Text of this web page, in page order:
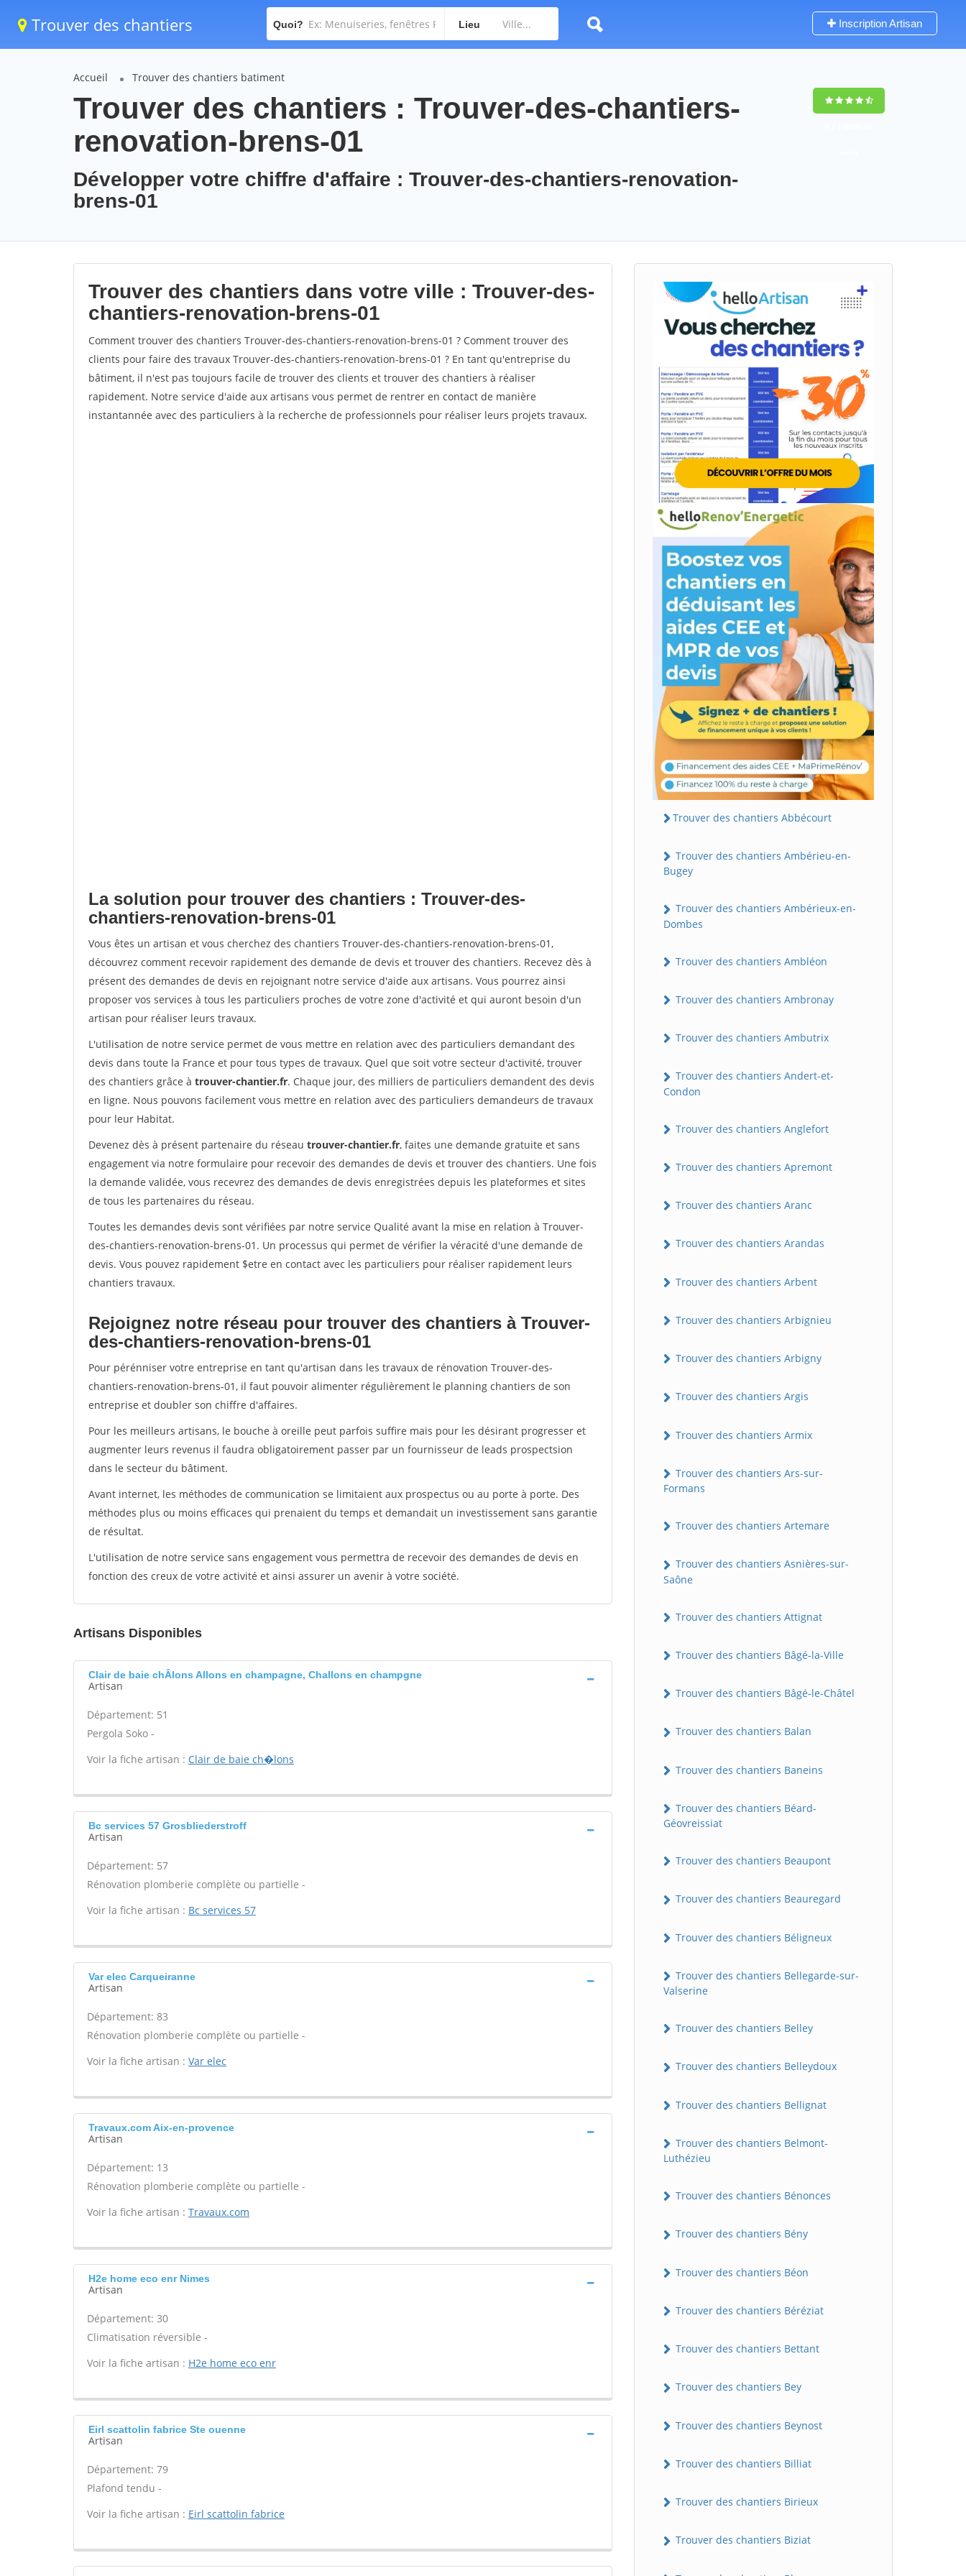
Trouver des chantiers Quoi? Lieu Inscription Artisan
Accueil Trouver des chantiers batiment
Trouver des chantiers : Trouver-des-chantiers-
renovation-brens-01
Développer votre chiffre d'affaire : Trouver-des-chantiers-renovation-
brens-01
Trouver des chantiers dans votre ville : Trouver-des-
chantiers-renovation-brens-01
Comment trouver des chantiers Trouver-des-chantiers-renovation-brens-01 ? Comment trouver des
clients pour faire des travaux Trouver-des-chantiers-renovation-brens-01 ? En tant qu'entreprise du
bâtiment, il n'est pas toujours facile de trouver des clients et trouver des chantiers à réaliser
rapidement. Notre service d'aide aux artisans vous permet de rentrer en contact de manière
instantannée avec des particuliers à la recherche de professionnels pour réaliser leurs projets travaux.
La solution pour trouver des chantiers : Trouver-des-
chantiers-renovation-brens-01
Vous êtes un artisan et vous cherchez des chantiers Trouver-des-chantiers-renovation-brens-01,
découvrez comment recevoir rapidement des demande de devis et trouver des chantiers. Recevez dès à
présent des demandes de devis en rejoignant notre service d'aide aux artisans. Vous pourrez ainsi
proposer vos services à tous les particuliers proches de votre zone d'activité et qui auront besoin d'un
artisan pour réaliser leurs travaux.
L'utilisation de notre service permet de vous mettre en relation avec des particuliers demandant des
devis dans toute la France et pour tous types de travaux. Quel que soit votre secteur d'activité, trouver
des chantiers grâce à trouver-chantier.fr. Chaque jour, des milliers de particuliers demandent des devis
en ligne. Nous pouvons facilement vous mettre en relation avec des particuliers demandeurs de travaux
pour leur Habitat.
Devenez dès à présent partenaire du réseau trouver-chantier.fr, faites une demande gratuite et sans
engagement via notre formulaire pour recevoir des demandes de devis et trouver des chantiers. Une fois
la demande validée, vous recevrez des demandes de devis enregistrées depuis les plateformes et sites
de tous les partenaires du réseau.
Toutes les demandes devis sont vérifiées par notre service Qualité avant la mise en relation à Trouver-
des-chantiers-renovation-brens-01. Un processus qui permet de vérifier la véracité d'une demande de
devis. Vous pouvez rapidement $etre en contact avec les particuliers pour réaliser rapidement leurs
chantiers travaux.
Rejoignez notre réseau pour trouver des chantiers à Trouver-
des-chantiers-renovation-brens-01
Pour pérénniser votre entreprise en tant qu'artisan dans les travaux de rénovation Trouver-des-
chantiers-renovation-brens-01, il faut pouvoir alimenter régulièrement le planning chantiers de son
entreprise et doubler son chiffre d'affaires.
Pour les meilleurs artisans, le bouche à oreille peut parfois suffire mais pour les désirant progresser et
augmenter leurs revenus il faudra obligatoirement passer par un fournisseur de leads prospectsion
dans le secteur du bâtiment.
Avant internet, les méthodes de communication se limitaient aux prospectus ou au porte à porte. Des
méthodes plus ou moins efficaces qui prenaient du temps et demandait un investissement sans garantie
de résultat.
L'utilisation de notre service sans engagement vous permettra de recevoir des demandes de devis en
fonction des creux de votre activité et ainsi assurer un avenir à votre société.
Artisans Disponibles
Clair de baie chÂlons Allons en champagne, Challons en champgne
Artisan
Département: 51
Pergola Soko -
Voir la fiche artisan : Clair de baie ch�lons
Bc services 57 Grosbliederstroff
Artisan
Département: 57
Rénovation plomberie complète ou partielle -
Voir la fiche artisan : Bc services 57
Var elec Carqueiranne
Artisan
Département: 83
Rénovation plomberie complète ou partielle -
Voir la fiche artisan : Var elec
Travaux.com Aix-en-provence
Artisan
Département: 13
Rénovation plomberie complète ou partielle -
Voir la fiche artisan : Travaux.com
H2e home eco enr Nimes
Artisan
Département: 30
Climatisation réversible -
Voir la fiche artisan : H2e home eco enr
Eirl scattolin fabrice Ste ouenne
Artisan
Département: 79
Plafond tendu -
Voir la fiche artisan : Eirl scattolin fabrice
Trouver des chantiers Abbécourt
Trouver des chantiers Ambérieu-en-
Bugey
Trouver des chantiers Ambérieux-en-
Dombes
Trouver des chantiers Ambléon
Trouver des chantiers Ambronay
Trouver des chantiers Ambutrix
Trouver des chantiers Andert-et-
Condon
Trouver des chantiers Anglefort
Trouver des chantiers Apremont
Trouver des chantiers Aranc
Trouver des chantiers Arandas
Trouver des chantiers Arbent
Trouver des chantiers Arbignieu
Trouver des chantiers Arbigny
Trouver des chantiers Argis
Trouver des chantiers Armix
Trouver des chantiers Ars-sur-
Formans
Trouver des chantiers Artemare
Trouver des chantiers Asnières-sur-
Saône
Trouver des chantiers Attignat
Trouver des chantiers Bâgé-la-Ville
Trouver des chantiers Bâgé-le-Châtel
Trouver des chantiers Balan
Trouver des chantiers Baneins
Trouver des chantiers Béard-
Géovreissiat
Trouver des chantiers Beaupont
Trouver des chantiers Beauregard
Trouver des chantiers Béligneux
Trouver des chantiers Bellegarde-sur-
Valserine
Trouver des chantiers Belley
Trouver des chantiers Belleydoux
Trouver des chantiers Bellignat
Trouver des chantiers Belmont-
Luthézieu
Trouver des chantiers Bénonces
Trouver des chantiers Bény
Trouver des chantiers Béon
Trouver des chantiers Béréziat
Trouver des chantiers Bettant
Trouver des chantiers Bey
Trouver des chantiers Beynost
Trouver des chantiers Billiat
Trouver des chantiers Birieux
Trouver des chantiers Biziat